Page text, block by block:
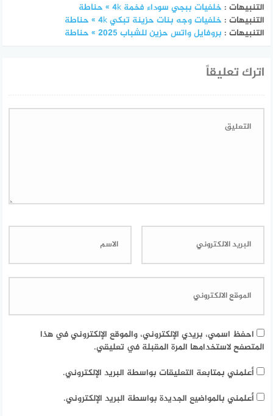
التنبيهات : خلفيات ببجي سوداء فخمة 4k » حناطة
التنبيهات : خلفيات وجه بنات حزينة تبكي 4k » حناطة
التنبيهات : بروفايل واتس حزين للشباب 2025 » حناطة
اترك تعليقاً
احفظ اسمي، بريدي الإلكتروني، والموقع الإلكتروني في هذا
المتصفح لاستخدامها المرة المقبلة في تعليقي.
أعلمني بمتابعة التعليقات بواسطة البريد الإلكتروني.
أعلمني بالمواضيع الجديدة بواسطة البريد الإلكتروني.